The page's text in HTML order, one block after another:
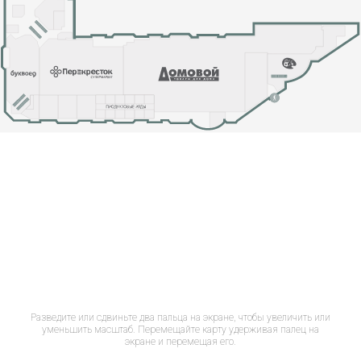
Разведите или сдвиньте два пальца на экране, чтобы увеличить или
уменьшить масштаб. Перемещайте карту удерживая палец на
экране и перемещая его.